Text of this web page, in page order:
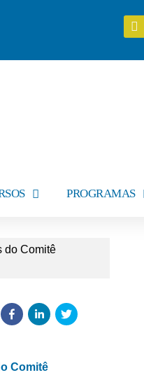
PROGRAMAS
do Comitê
Comitê